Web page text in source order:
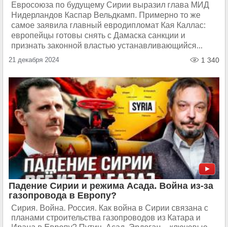
Евросоюза по будущему Сирии выразил глава МИД
Нидерландов Каспар Вельдкамп. Примерно то же
самое заявила главный евродипломат Кая Каллас:
европейцы готовы снять с Дамаска санкции и
признать законной властью устанавливающийся...
21 декабря 2024 1 340
Падение Сирии и режима Асада. Война из-за
газопровода в Европу?
Сирия. Война. Россия. Как война в Сирии связана с
планами строительства газопроводов из Катара и